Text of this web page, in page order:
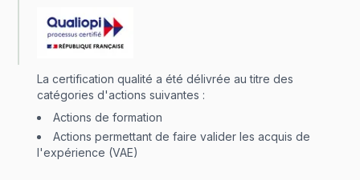
La certification qualité a été délivrée au titre des
catégories d'actions suivantes :
Actions de formation
Actions permettant de faire valider les acquis de
l'expérience (VAE)